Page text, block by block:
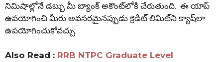
నిమిషాల్లోనే డబ్బు మీ బ్యాంక్ అకౌంట్‌లోకి చేరుతుంది. ఈ యాప్
ఉపయోగించి మీరు అవసరమైనప్పుడు క్రెడిట్ లిమిట్‌ని క్యాష్‌లా
ఉపయోగించుకోవచ్చు.
Also Read : RRB NTPC Graduate Level